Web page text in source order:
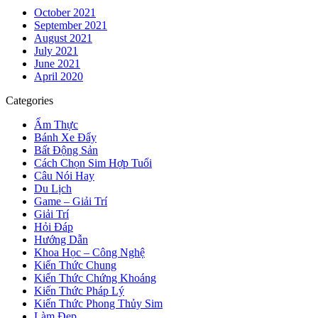
October 2021
September 2021
August 2021
July 2021
June 2021
April 2020
Categories
Ẩm Thực
Bánh Xe Đẩy
Bất Động Sản
Cách Chọn Sim Hợp Tuổi
Câu Nói Hay
Du Lịch
Game – Giải Trí
Giải Trí
Hỏi Đáp
Hướng Dẫn
Khoa Học – Công Nghệ
Kiến Thức Chung
Kiến Thức Chứng Khoáng
Kiến Thức Pháp Lý
Kiến Thức Phong Thủy Sim